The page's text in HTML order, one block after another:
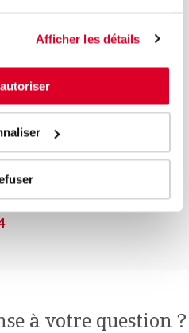
Afficher les détails
à votre question ?